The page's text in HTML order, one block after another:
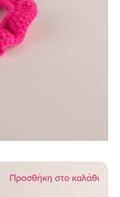
Προσθήκη στο καλάθι